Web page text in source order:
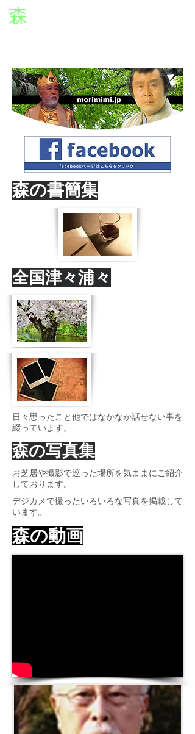
森
森の書簡集
全国津々浦々
日々思ったこと他ではなかなか話せない事を
綴っています。
​森の写真集
お芝居や撮影で巡った場所を気ままにご紹介
しております。
デジカメで撮ったいろいろな写真を掲載して
います。
​森の動画